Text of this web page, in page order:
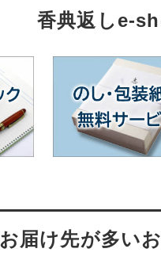
香典返しe-
お届け先が多い